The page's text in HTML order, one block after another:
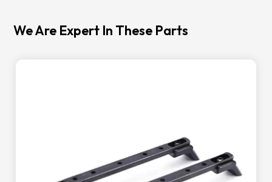
We Are Expert In These Parts